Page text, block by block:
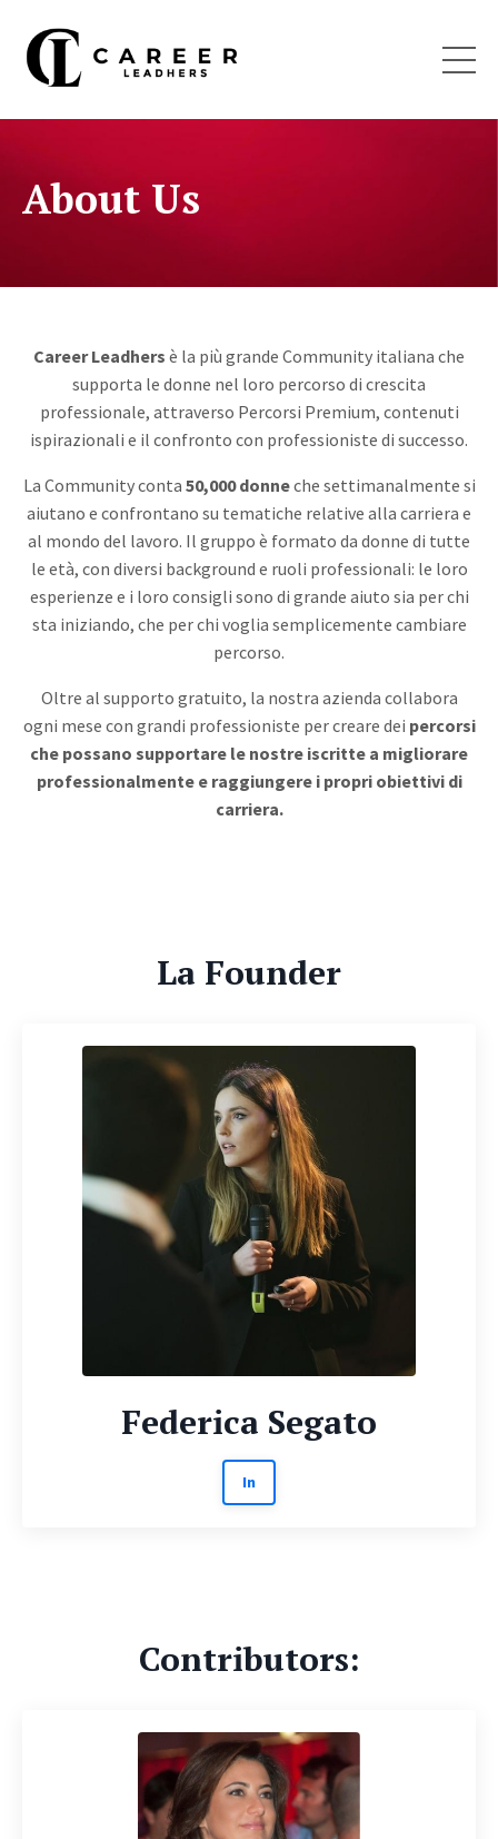
About Us
Career Leadhers è la più grande Community italiana che
supporta le donne nel loro percorso di crescita
professionale, attraverso Percorsi Premium, contenuti
ispirazionali e il confronto con professioniste di successo.
La Community conta 50,000 donneche settimanalmente si
aiutano e confrontano su tematiche relative alla carriera e
al mondo del lavoro. Il gruppo è formato da donne di tutte
le età, con diversi background e ruoli professionali: le loro
esperienze e i loro consigli sono di grande aiuto sia per chi
sta iniziando, che per chi voglia semplicemente cambiare
percorso.
Oltre al supporto gratuito, la nostra azienda collabora
ogni mese con grandi professioniste per creare dei percorsi
che possano supportare le nostre iscritte a migliorare
professionalmente e raggiungere i propri obiettivi di
carriera.
La Founder
Federica Segato
In
Contributors: